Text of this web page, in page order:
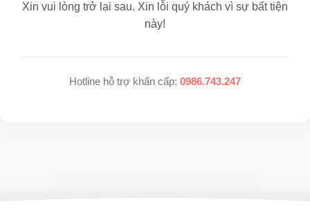
Xin vui lòng trở lại sau. Xin lỗi quý khách vì sự bất tiện
này!
Hotline hỗ trợ khẩn cấp: 0986.743.247